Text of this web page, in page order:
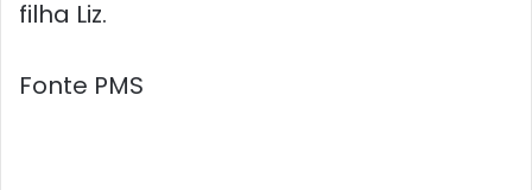
filha Liz.
Fonte PMS